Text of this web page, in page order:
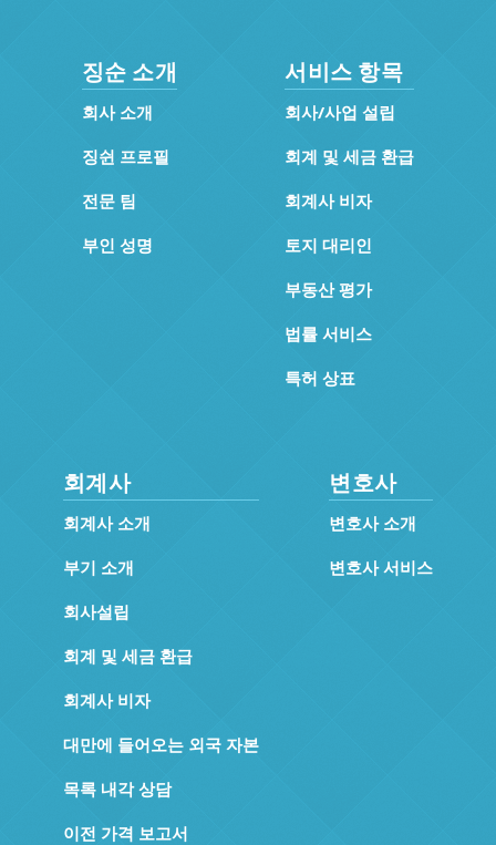
징순 소개
회사 소개
징쉰 프로필
전문 팀
부인 성명
서비스 항목
회사/사업 설립
회계 및 세금 환급
회계사 비자
토지 대리인
부동산 평가
법률 서비스
특허 상표
회계사
회계사 소개
부기 소개
회사설립
회계 및 세금 환급
회계사 비자
대만에 들어오는 외국 자본
목록 내각 상담
이전 가격 보고서
변호사
변호사 소개
변호사 서비스